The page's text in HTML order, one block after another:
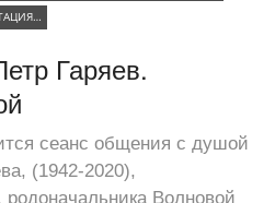
Гаряев.
сеанс общения с душой
(1942-2020),
родоначальника Волновой